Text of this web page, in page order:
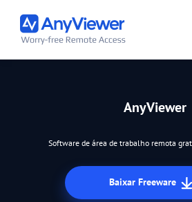
AnyViewer
Software de área de trabalho remota
Baixar Freeware